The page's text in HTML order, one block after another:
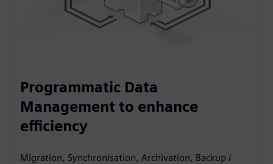
Programmatic Data
Management to enhance
efficiency
Migration, Synchronisation, Archivation, Backup /